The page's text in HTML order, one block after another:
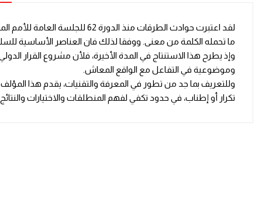
لقد اعتبرت حوادث الطرقات
ما تحمله الكلمة من معنى. ووفقا لذلك فان العناصر الأساسية
وإذ يطرح هذا الاستنتاج في المدة الأخيرة، فلأن مشروع القرار
وموضوعية في التفاعل مع الواقع المعاش.
وللتعريف بما جد من تطور في المعرفة والتقنيات، يقدم هذا
تكرار أو إطناب، في حدود تكفي لفهم المنطلقات والاختيارات